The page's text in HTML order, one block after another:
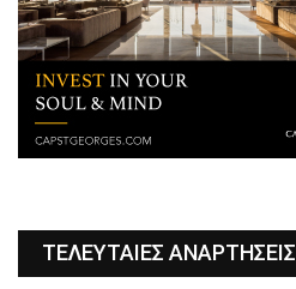
ΤΕΛΕΥΤΑΙΕΣ ΑΝΑΡΤΗΣΕΙΣ